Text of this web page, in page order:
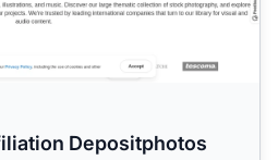
Depositphotos